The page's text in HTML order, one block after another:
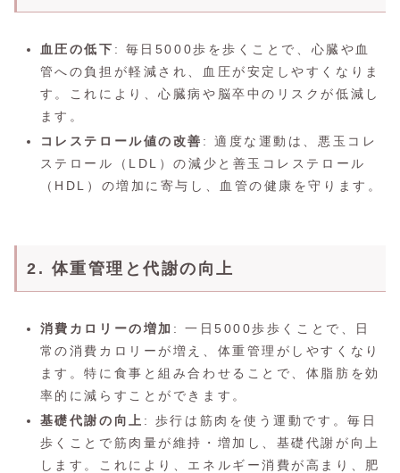
血圧の低下 : 毎日5000歩を歩くことで、心臓や血
管への負担が軽減され、血圧が安定しやすくなりま
す。これにより、心臓病や脳卒中のリスクが低減し
ます。
コレステロール値の改善 : 適度な運動は、悪玉コレ
ステロール（LDL）の減少と善玉コレステロール
（HDL）の増加に寄与し、血管の健康を守ります。
2. 体重管理と代謝の向上
消費カロリーの増加 : 一日5000歩歩くことで、日
常の消費カロリーが増え、体重管理がしやすくなり
ます。特に食事と組み合わせることで、体脂肪を効
率的に減らすことができます。
基礎代謝の向上 : 歩行は筋肉を使う運動です。毎日
歩くことで筋肉量が維持・増加し、基礎代謝が向上
します。これにより、エネルギー消費が高まり、肥